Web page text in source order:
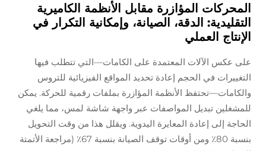
المحركات المؤازرة مقابل الأنظمة الكاميرية
التقليدية: الدقة، الصيانة، وإمكانية التكرار في
الإنتاج العملي
على عكس الآلات المعتمدة على الكامات—التي تتطلب فيها
التغييرات في الحجم إعادة تحديد المواقع الفيزيائية للتروس
والكامات—تحتفظ الأنظمة المؤازرة بملفات رقمية للحركة. يمكن
للمشغلين تبديل المواصفات عبر واجهة شاشة لمس، مما يلغي
الحاجة إلى إعادة المعايرة اليدوية. ويقلل هذا من وقت التحويل
بنسبة 80٪ ومن أوقات توقف الصيانة بنسبة 67٪ (مراجعة الأتمتة